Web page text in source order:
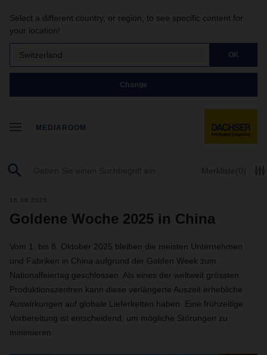
Select a different country, or region, to see specific content for
your location!
Switzerland OK
Change
MEDIAROOM
Merkliste(0)
16.09.2025
Goldene Woche 2025 in China
Vom 1. bis 8. Oktober 2025 bleiben die meisten Unternehmen
und Fabriken in China aufgrund der Golden Week zum
Nationalfeiertag geschlossen. Als eines der weltweit grössten
Produktionszentren kann diese verlängerte Auszeit erhebliche
Auswirkungen auf globale Lieferketten haben. Eine frühzeitige
Vorbereitung ist entscheidend, um mögliche Störungen zu
minimieren.